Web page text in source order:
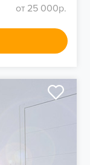
от 25 000р.